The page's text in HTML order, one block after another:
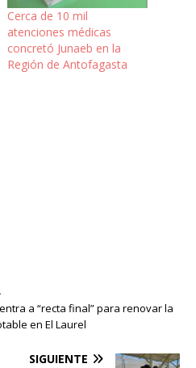
Cerca de 10 mil
atenciones médicas
concretó Junaeb en la
Región de Antofagasta
a “recta final” para renovar la
en El Laurel
SIGUIENTE